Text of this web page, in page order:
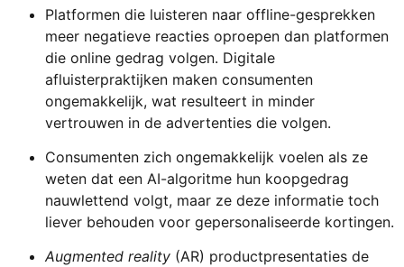
Platformen die luisteren naar offline-gesprekken
meer negatieve reacties oproepen dan platformen
die online gedrag volgen. Digitale
afluisterpraktijken maken consumenten
ongemakkelijk, wat resulteert in minder
vertrouwen in de advertenties die volgen.
Consumenten zich ongemakkelijk voelen als ze
weten dat een AI-algoritme hun koopgedrag
nauwlettend volgt, maar ze deze informatie toch
liever behouden voor gepersonaliseerde kortingen.
Augmented reality (AR) productpresentaties de